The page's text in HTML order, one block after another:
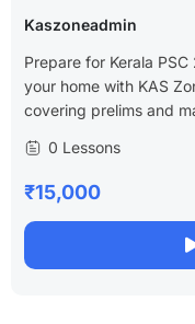
Kaszoneadmin
Prepare for Kerala
your home with KAS
covering prelims and
0 Lessons
₹15,000